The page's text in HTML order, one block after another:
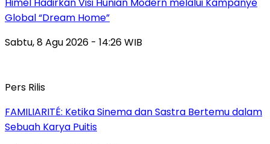
Himel Hadirkan Visi Hunian Modern melalui Kampanye
Global “Dream Home”
Sabtu, 8 Agu 2026 - 14:26 WIB
Pers Rilis
FAMILIARITÉ: Ketika Sinema dan Sastra Bertemu dalam
Sebuah Karya Puitis